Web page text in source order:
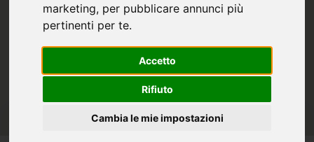
marketing, per pubblicare annunci più
pertinenti per te.
Accetto
Rifiuto
Cambia le mie impostazioni